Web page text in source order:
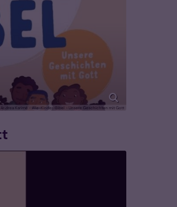
Andrea Karimé - Alle-Kinder-Bibel - Unsere Geschichten mit Gott